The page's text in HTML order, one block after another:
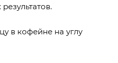
в кофейне на углу